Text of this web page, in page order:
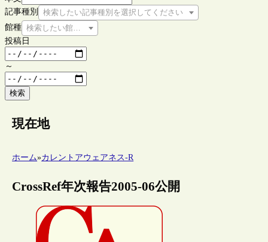
記事種別
検索したい記事種別を選択してください
館種 検索したい館種を選択してください
投稿日
～
検索
現在地
ホーム»カレントアウェアネス-R
CrossRef年次報告2005-06公開